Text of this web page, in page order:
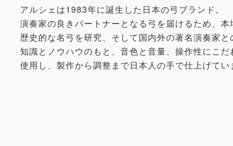
アルシェは1983年に誕生した日本の弓ブランド。
演奏家の良きパートナーとなる弓を届けるため、本
歴史的な名弓を研究、そして国内外の著名演奏家と
知識とノウハウのもと、音色と音量、操作性にこだ
使用し、製作から調整まで日本人の手で仕上げてい